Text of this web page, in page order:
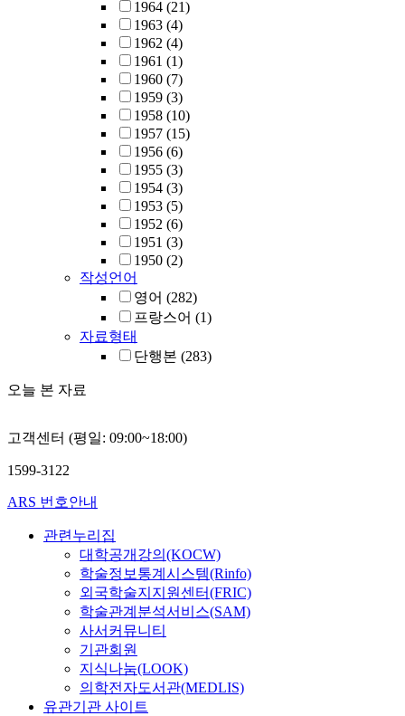
1964 (21)
1963 (4)
1962 (4)
1961 (1)
1960 (7)
1959 (3)
1958 (10)
1957 (15)
1956 (6)
1955 (3)
1954 (3)
1953 (5)
1952 (6)
1951 (3)
1950 (2)
작성언어
영어 (282)
프랑스어 (1)
자료형태
단행본 (283)
오늘 본 자료
고객센터 (평일: 09:00~18:00)
1599-3122
ARS 번호안내
관련누리집
대학공개강의(KOCW)
학술정보통계시스템(Rinfo)
외국학술지지원센터(FRIC)
학술관계분석서비스(SAM)
사서커뮤니티
기관회원
지식나눔(LOOK)
의학전자도서관(MEDLIS)
유관기관 사이트